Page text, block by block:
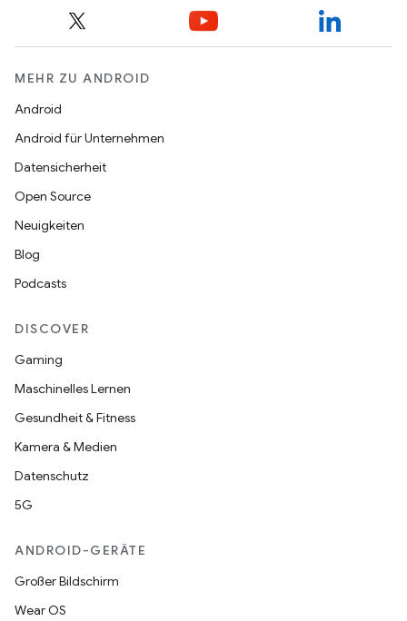
MEHR ZU ANDROID
Android
Android für Unternehmen
Datensicherheit
Open Source
Neuigkeiten
Blog
Podcasts
DISCOVER
Gaming
Maschinelles Lernen
Gesundheit & Fitness
Kamera & Medien
Datenschutz
5G
ANDROID-GERÄTE
Großer Bildschirm
Wear OS